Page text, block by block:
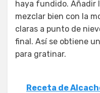
haya fundido. Añadir
mezclar bien con la
claras a punto de
final. Así se obtiene
para gratinar.
Receta de